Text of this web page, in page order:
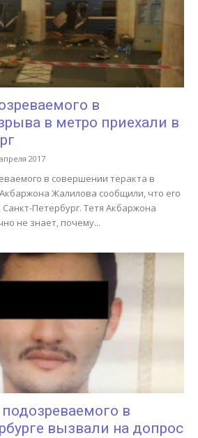
в
в метро приехали в
2017
в совершении теракта в
Жалилова сообщили, что его
Петербург. Тетя Акбаржона
не знает, почему...
в
вызвали на допрос